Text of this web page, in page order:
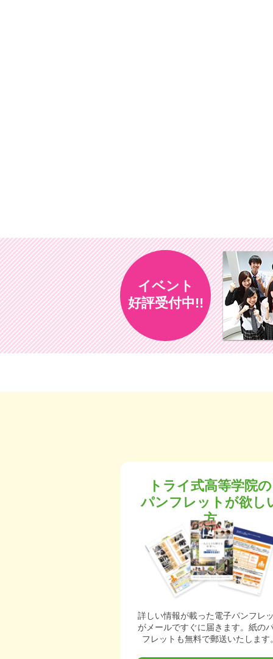
イベント
好評受付中!!
トライ式高等学院の
パンフレットが欲し
方
詳しい情報が載った電子パンフレ
がメールですぐに届きます。紙の
フレットも無料で郵送いたします。